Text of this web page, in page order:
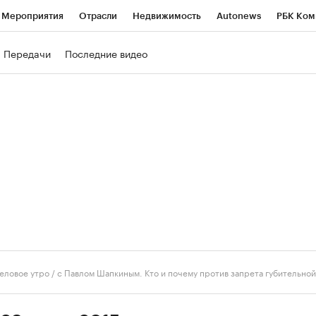
Мероприятия Отрасли Недвижимость Autonews РБК
Передачи Последние видео
утро /с Павлом Шапкиным. Кто и почему против запрета